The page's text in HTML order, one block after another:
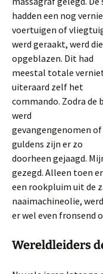
hadden een nog
voertuigen of
werd geraakt, werd
opgeblazen. Dit had
meestal totale
uiteraard zelf het
commando. Zodra de
werd
gevangengenomen
guldens zijn er zo
doorheen gejaagd.
gezegd. Alleen toen er
een rookpluim uit de
naaimachineolie, werd
er wel even fronsend
Wereldleiders